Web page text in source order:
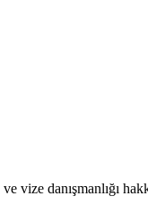
vize danışmanlığı